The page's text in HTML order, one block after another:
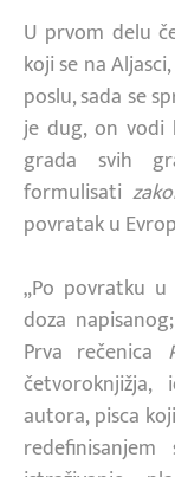
U prvom delu
koji se na
poslu, sada se
je dug, on vodi
grada svih
formulisati
povratak u
„Po povratku
doza
Prva rečenica
četvoroknjižja,
autora, pisca